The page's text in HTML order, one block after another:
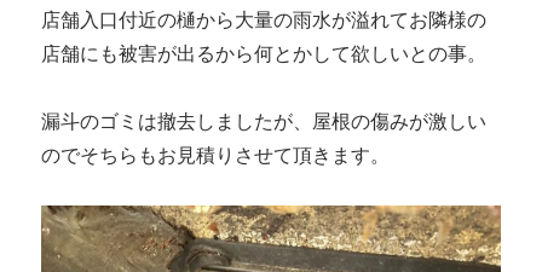
店舗入口付近の樋から大量の雨水が溢れてお隣様の
店舗にも被害が出るから何とかして欲しいとの事。
漏斗のゴミは撤去しましたが、屋根の傷みが激しい
のでそちらもお見積りさせて頂きます。